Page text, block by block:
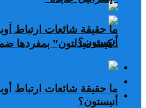
ما حقيقة شائعات ارتباط
أنيستون؟
تغريدات
دراسات وبحوث
رياضة
“كيت ميدلتون” بمفردها
ما حقيقة شائعات ارتباط
أنيستون؟